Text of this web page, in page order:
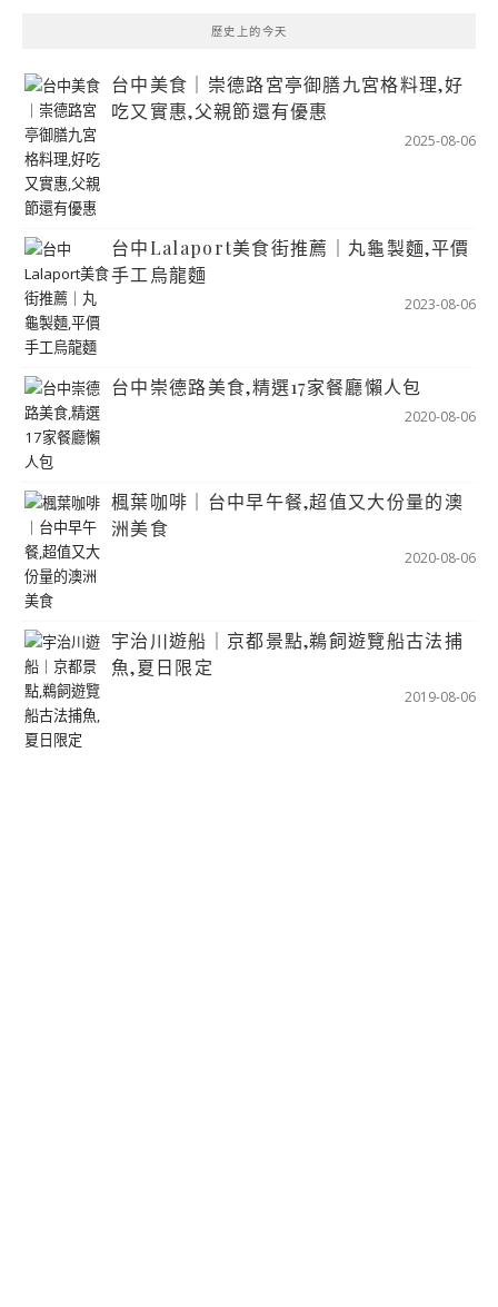
歷史上的今天
台中美食｜崇德路宮亭御膳九宮格料理,好
吃又實惠,父親節還有優惠
2025-08-06
台中Lalaport美食街推薦｜丸龜製麵,平價
手工烏龍麵
2023-08-06
台中崇德路美食,精選17家餐廳懶人包
2020-08-06
楓葉咖啡｜台中早午餐,超值又大份量的澳
洲美食
2020-08-06
宇治川遊船｜京都景點,鵜飼遊覽船古法捕
魚,夏日限定
2019-08-06